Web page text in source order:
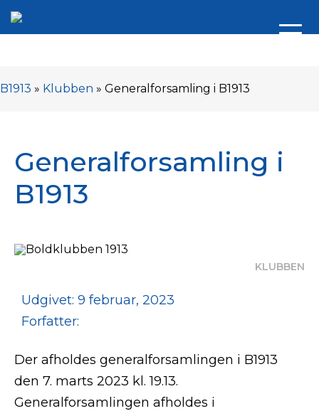
B1913 » Klubben » Generalforsamling i B1913
Generalforsamling i
B1913
KLUBBEN
Udgivet: 9 februar, 2023
Forfatter:
Der afholdes generalforsamlingen i B1913
den 7. marts 2023 kl. 19.13.
Generalforsamlingen afholdes i